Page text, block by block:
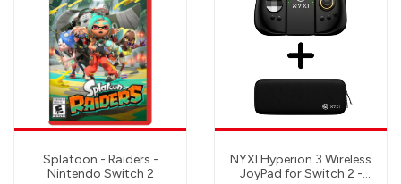
Splatoon - Raiders -
Nintendo Switch 2
NYXI Hyperion 3 Wireless
JoyPad for Switch 2 -